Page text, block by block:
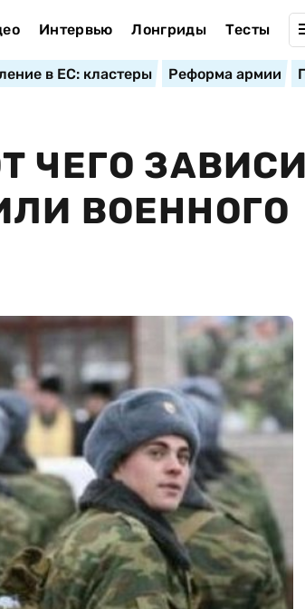
Интервью Лонгриды Тесты
в ЕС: кластеры Реформа армии
ЧЕГО
ВОЕННОГО